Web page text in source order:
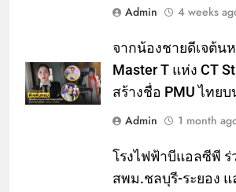
Admin
4 weeks
จากน้องชายดีเจต้น
Master T แห่ง CT
สร้างชื่อ PMU ไทยบ
Admin
1 month
โรงไฟฟ้าบีแอลซีพี ร่
สพม.ชลบุรี-ระยอง แ